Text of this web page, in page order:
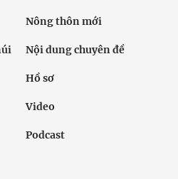
Nông thôn mới
Nội dung chuyên đề
Hồ sơ
Video
Podcast